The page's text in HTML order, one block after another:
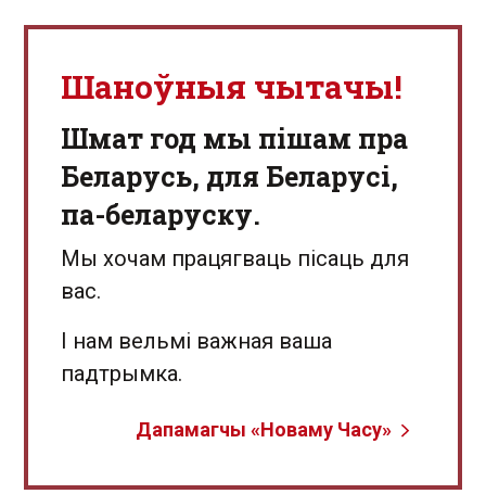
Шаноўныя чытачы!
Шмат год мы пішам пра
Беларусь, для Беларусі,
па-беларуску.
Мы хочам працягваць пісаць для
вас.
І нам вельмі важная ваша
падтрымка.
Дапамагчы «Новаму Часу»